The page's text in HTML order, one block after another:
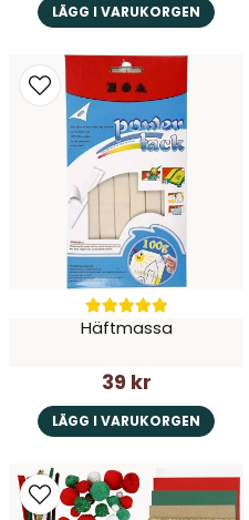
LÄGG I VARUKORGEN
Häftmassa
39 kr
LÄGG I VARUKORGEN